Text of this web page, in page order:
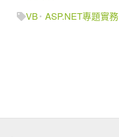
VB ASP.NET專題實務